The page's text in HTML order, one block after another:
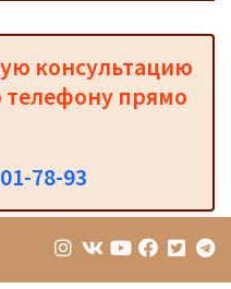
консультацию
прямо
78-93